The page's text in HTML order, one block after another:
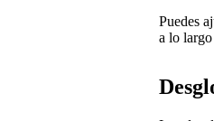
Puedes
a lo